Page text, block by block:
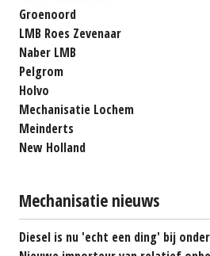
Groenoord
LMB Roes Zevenaar
Naber LMB
Pelgrom
Holvo
Mechanisatie Lochem
Meinderts
New Holland
Mechanisatie nieuws
Diesel is nu 'echt een ding' bij